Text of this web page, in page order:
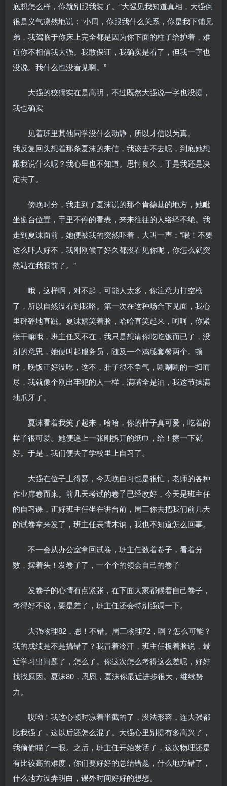
底想怎么样，你就别跟我装了。”大强见我知道真相，大强倒
很是义气凛然地说：“小周，你跟我什么关系，你是我下铺兄
弟，我驾临于你床上完全都是因为你下面的柱子给护着，难
道你不相信我大强。我敢保证，我确实是看了，但我一字也
没说。我什么也没看见啊。”
大强的狡猾实在是高明，不过既然大强说一字也没提，
我也确实
见着班里其他同学没什么动静，所以才信以为真。
我反复回头想着那条夏沫的来信，我该去不去呢，到底她想
跟我说什么呢？我心里也不知道。思忖良久，于是我还是决
定去了。
傍晚时分，我走到了夏沫说的那个肯德基的地方，她毗
坐窗台位置，手里不停的看表，来来往往的人络绎不绝。我
走到夏沫面前，她便被我的突然吓着，大叫一声：“喂！不要
这么吓人好不，我刚刚候了好久都没看见你呢，你怎么就突
然站在我眼前了。”
哦，这样啊，对不起，可能人太多，你注意力打空枪
了，所以自然没看到我咯。第一次在这种场合下见面，我心
里砰砰地直跳。夏沫嬉笑着脸，哈哈直笑起来，呵呵，你紧
张干嘛哦，班主任又不在，我只是想请你吃吃饭而已了，没
别的意思，她便叫起服务员，随及一个鸡腿套餐两个。顿
时，晚饭正好没吃，这不，肚子很不争气，唰唰唰的一扫而
尽，我就像个刚出牢犯的人一样，满嘴全是油，我这节操满
地爪牙了。
夏沫看着我笑了起来，哈哈，你的样子真可爱，吃着的
样子很可爱。她便递上一张刚拆开的纸巾，给！擦一下就
好。于是，我们便去了学校里上自习了。
大强在位子上得瑟，今天晚自习也是很忙，老师的各种
作业席卷而来。前几天考试的卷子已经改好，今天是班主任
的自习课，正好班主任坐在讲台前，周三你去把我们前几天
的试卷拿来发了，班主任表情木讷，我也不知道怎么回事。
不一会从办公室拿回试卷，班主任数着卷子，看着分
数，摆着头！发卷子了，一个个的领会自己的卷子
发卷子的心情有点紧张，在下面大家都候着自己卷子，
考得好不说，要是差了，班主任还会特别强调一下。
大强物理82，恩！不错。周三物理72，啊？怎么可能？
我的成绩是不是搞错了？我冒着冷汗，班主任板着脸说，最
近学习出问题了，怎么了。你这次怎么考得这么差呢，好好
找找原因。夏沫80，恩恩，夏沫你最近进步很大，继续努
力。
哎呦！我这心顿时凉着半截的了，没法形容，连大强都
比我强了，这以后还怎么混了。大强心里别提有多高兴了，
我偷偷瞄了一眼。之后，班主任开始发话了，这次物理还是
有比较高的难度，你们要好好的总结错题，什么地方错了，
什么地方没弄明白，课外时间好好的想想。